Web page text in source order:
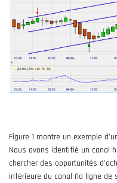
Figure 1 montre un exemple
Nous avons identifié un canal
chercher des opportunités
inférieure du canal (la ligne de